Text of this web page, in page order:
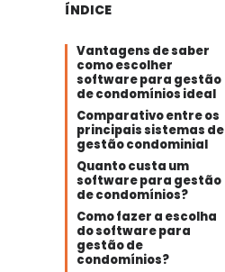
ÍNDICE
Vantagens de saber
como escolher
software para gestão
de condomínios ideal
Comparativo entre os
principais sistemas de
gestão condominial
Quanto custa um
software para gestão
de condomínios?
Como fazer a escolha
do software para
gestão de
condomínios?